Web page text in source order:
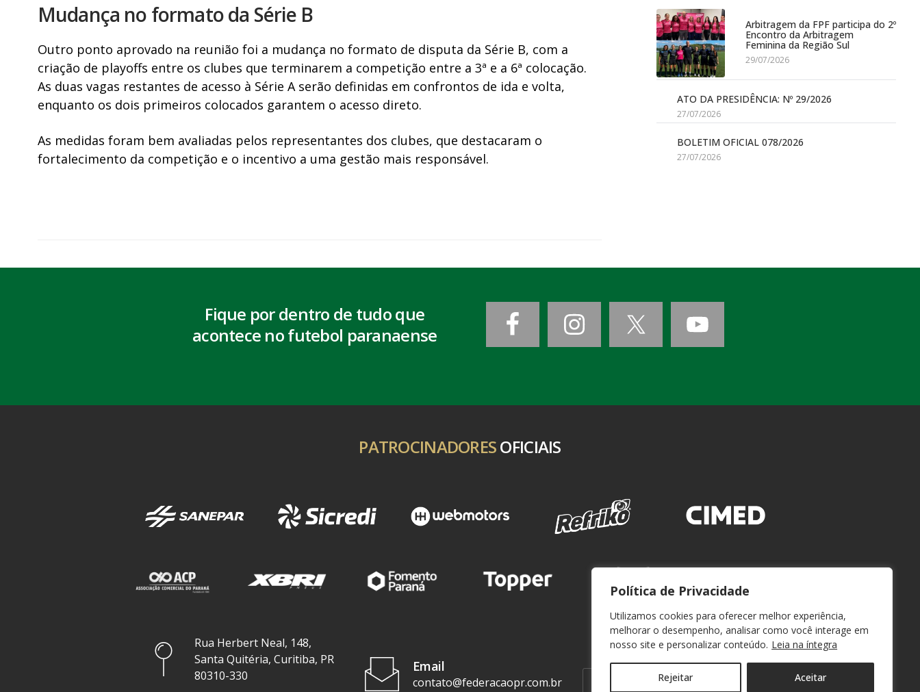
Política de Privacidade
Utilizamos cookies para oferecer melhor experiência,
melhorar o desempenho, analisar como você interage em
nosso site e personalizar conteúdo. Leia na íntegra
Rejeitar Aceitar
Mudança no formato da Série B
Outro ponto aprovado na reunião foi a mudança no formato de disputa da Série B, com a
criação de playoffs entre os clubes que terminarem a competição entre a 3ª e a 6ª colocação.
As duas vagas restantes de acesso à Série A serão definidas em confrontos de ida e volta,
enquanto os dois primeiros colocados garantem o acesso direto.
As medidas foram bem avaliadas pelos representantes dos clubes, que destacaram o
fortalecimento da competição e o incentivo a uma gestão mais responsável.
Arbitragem da FPF participa do 2º
Encontro da Arbitragem
Feminina da Região Sul
29/07/2026
ATO DA PRESIDÊNCIA: Nº 29/2026
27/07/2026
BOLETIM OFICIAL 078/2026
27/07/2026
Fique por dentro de tudo que
acontece no futebol paranaense
PATROCINADORESOFICIAIS
Rua Herbert Neal, 148,
Santa Quitéria, Curitiba, PR
80310-330
Email
contato@federacaopr.com.br WEBMAIL